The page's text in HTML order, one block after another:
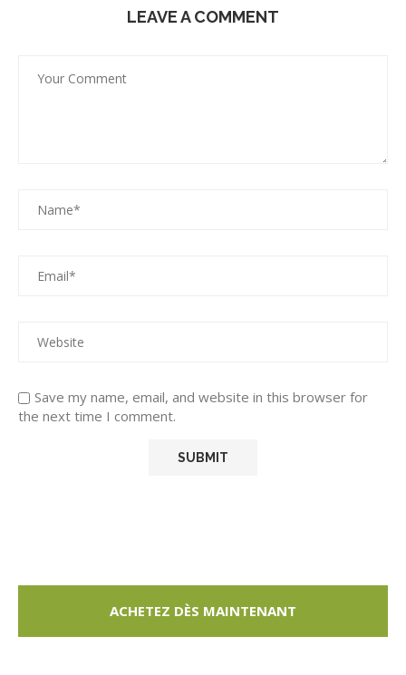
LEAVE A COMMENT
Save my name, email, and website in this browser for
the next time I comment.
ACHETEZ DÈS MAINTENANT